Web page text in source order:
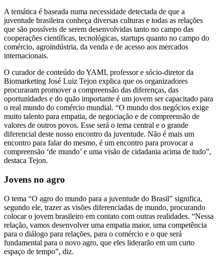
A temática é baseada numa necessidade detectada de que a
juventude brasileira conheça diversas culturas e todas as relações
que são possíveis de serem desenvolvidas tanto no campo das
cooperações científicas, tecnológicas, startups quanto no campo do
comércio, agroindústria, da venda e de acesso aos mercados
internacionais.
O curador de conteúdo do YAMI, professor e sócio-diretor da
Biomarketing José Luiz Tejon explica que os organizadores
procuraram promover a compreensão das diferenças, das
oportunidades e do quão importante é um jovem ser capacitado para
o real mundo do comércio mundial. “O mundo dos negócios exige
muito talento para empatia, de negociação e de compreensão de
valores de outros povos. Esse será o tema central e o grande
diferencial deste nosso encontro da juventude. Não é mais um
encontro para falar do mesmo, é um encontro para provocar a
compreensão ‘de mundo’ e uma visão de cidadania acima de tudo”,
destaca Tejon.
Jovens no agro
O tema “O agro do mundo para a juventude do Brasil” significa,
segundo ele, trazer as visões diferenciadas de mundo, procurando
colocar o jovem brasileiro em contato com outras realidades. “Nessa
relação, vamos desenvolver uma empatia maior, uma competência
para o diálogo para relações, para o comércio e o que será
fundamental para o novo agro, que eles liderarão em um curto
espaço de tempo”, diz.